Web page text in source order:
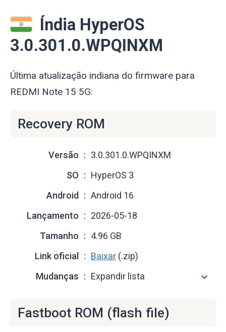
Índia HyperOS
3.0.301.0.WPQINXM
Última atualização indiana do firmware para
REDMI Note 15 5G:
Recovery ROM
Versão
3.0.301.0.WPQINXM
SO
HyperOS 3
Android
Android 16
Lançamento
2026-05-18
Tamanho
4.96 GB
Link oficial
Baixar (.zip)
Mudanças
Expandir lista
Fastboot ROM (flash file)